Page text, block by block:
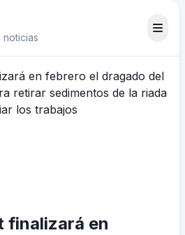
noticias
finalizará en